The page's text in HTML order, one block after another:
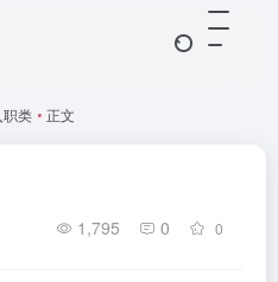
职类 • 正文
1,795 0 0